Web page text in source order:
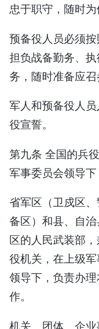
忠于职守，随时为
预备役人员必须按
担负战备勤务、
务，随时准备应召
军人和预备役人
役宣誓。
第九条 全国的兵
军事委员会领导下
省军区（卫戍区
备区）和县、自
区的人民武装部
役机关，在上级
领导下，负责办
作。
机关、团体、企